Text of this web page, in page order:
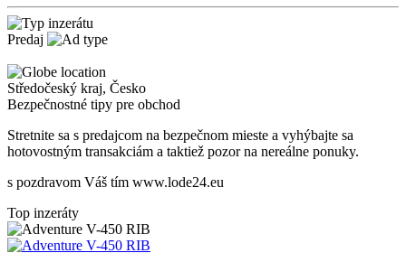
Predaj
Středočeský kraj, Česko
Bezpečnostné tipy pre obchod
Stretnite sa s predajcom na bezpečnom mieste a vyhýbajte sa
hotovostným transakciám a taktiež pozor na nereálne ponuky.
s pozdravom Váš tím www.lode24.eu
Top inzeráty